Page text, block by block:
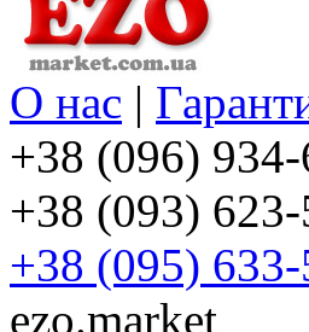
О нас |
+38 (096)
+38 (093)
+38 (095)
ezo.market